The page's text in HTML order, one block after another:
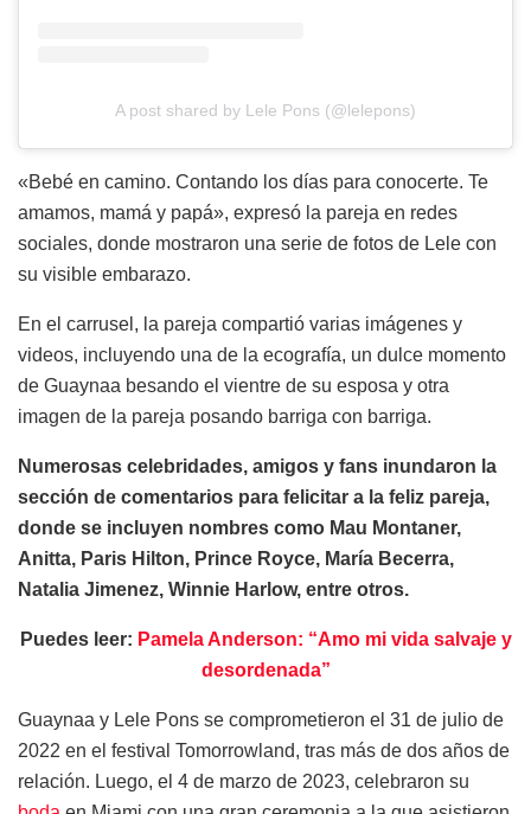
A post shared by Lele Pons (@lelepons)
«Bebé en camino. Contando los días para conocerte. Te
amamos, mamá y papá», expresó la pareja en redes
sociales, donde mostraron una serie de fotos de Lele con
su visible embarazo.
En el carrusel, la pareja compartió varias imágenes y
videos, incluyendo una de la ecografía, un dulce momento
de Guaynaa besando el vientre de su esposa y otra
imagen de la pareja posando barriga con barriga.
Numerosas celebridades, amigos y fans inundaron la
sección de comentarios para felicitar a la feliz pareja,
donde se incluyen nombres como Mau Montaner,
Anitta, Paris Hilton, Prince Royce, María Becerra,
Natalia Jimenez, Winnie Harlow, entre otros.
Puedes leer: Pamela Anderson: “Amo mi vida salvaje y
desordenada”
Guaynaa y Lele Pons se comprometieron el 31 de julio de
2022 en el festival Tomorrowland, tras más de dos años de
relación. Luego, el 4 de marzo de 2023, celebraron su